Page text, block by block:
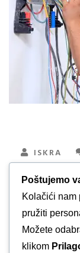
ISKRA
Poštujemo
Kolačići nam
pružiti
Možete
klikom